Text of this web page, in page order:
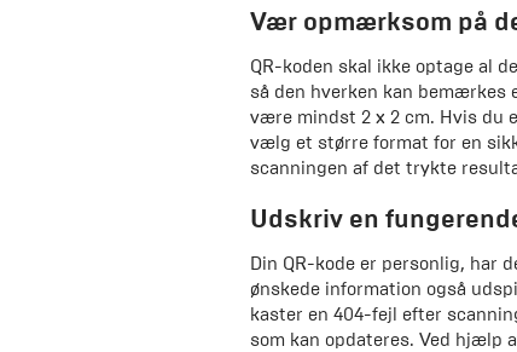
Vær opmærksom på
QR-koden skal ikke optage al
så den hverken kan bemærkes
være mindst 2 x 2 cm. Hvis du
vælg et større format for en
scanningen af det trykte
Udskriv en
Din QR-kode er personlig, har
ønskede information også
kaster en 404-fejl efter
som kan opdateres. Ved hjælp